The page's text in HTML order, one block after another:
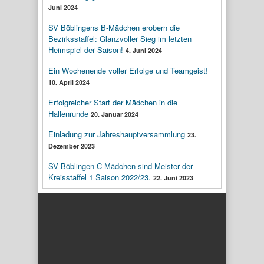
Juni 2024
SV Böblingens B-Mädchen erobern die
Bezirksstaffel: Glanzvoller Sieg im letzten
Heimspiel der Saison! 4. Juni 2024
Ein Wochenende voller Erfolge und Teamgeist!
10. April 2024
Erfolgreicher Start der Mädchen in die
Hallenrunde 20. Januar 2024
Einladung zur Jahreshauptversammlung 23.
Dezember 2023
SV Böblingen C-Mädchen sind Meister der
Kreisstaffel 1 Saison 2022/23. 22. Juni 2023